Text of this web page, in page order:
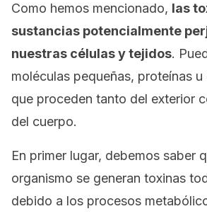
Como hemos mencionado, las
sustancias potencialmente
nuestras células y tejidos.
moléculas pequeñas, proteínas
que proceden tanto del exterior
del cuerpo.
En primer lugar, debemos saber
organismo se generan toxinas
debido a los procesos